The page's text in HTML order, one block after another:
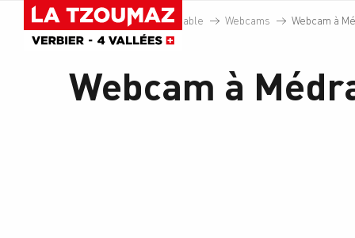
contenu
Accueil Domaine skiable Webcams Webcam à
Webcam à